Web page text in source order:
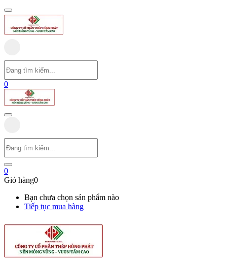
0
0
Giỏ hàng0
Bạn chưa chọn sản phẩm nào
Tiếp tục mua hàng